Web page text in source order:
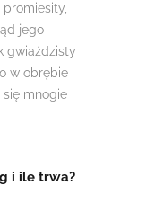
jego
gwiaździsty
w obrębie
się mnogie
i ile trwa?